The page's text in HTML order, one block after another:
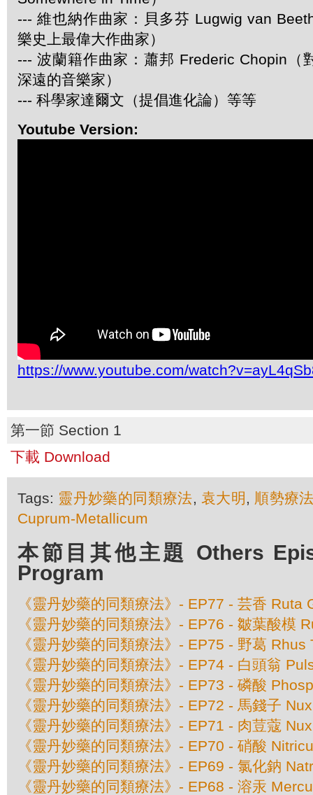
--- 維也納作曲家：貝多芬 Lugwig van
樂史上最偉大作曲家）
--- 波蘭籍作曲家：蕭邦 Frederic Chopin（
深遠的音樂家）
--- 科學家達爾文（提倡進化論）等等
Youtube Version:
https://www.youtube.com/
第一節 Section 1
下載 Download
Tags: 靈丹妙藥的同類療法, 袁大明 , 順勢療
Cuprum-Metallicum
本節目其他主題 Others
Program
《靈丹妙藥的同類療法》- EP77 - 芸香 Ruta
《靈丹妙藥的同類療法》- EP76 - 皺葉酸模
《靈丹妙藥的同類療法》- EP75 - 野葛
《靈丹妙藥的同類療法》- EP74 - 白頭翁
《靈丹妙藥的同類療法》- EP73 - 磷酸
《靈丹妙藥的同類療法》- EP72 - 馬錢子
《靈丹妙藥的同類療法》- EP71 - 肉荳蔻
《靈丹妙藥的同類療法》- EP70 - 硝酸
《靈丹妙藥的同類療法》- EP69 - 氯化鈉
《靈丹妙藥的同類療法》- EP68 - 溶汞